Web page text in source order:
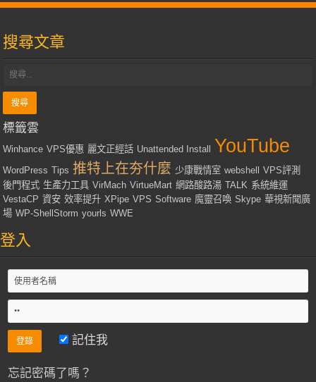
搜尋文章
標籤雲
Winhance VPS優惠 麗文正經話 Unattended Install YouTube
WordPress Tips 推特上在夯什麼 少康戰情室 webshell VPS評測
後門程式 生產力工具 VirMach VirtueMart 網路酸路湯 TALK 系統維運
VestaCP 資安 效率提升 XPipe VPS Software 魔靈召喚 Skype 華視新聞廣
場 WP-ShellStorm yourls WWE
登入
記住我
忘記密碼了嗎？